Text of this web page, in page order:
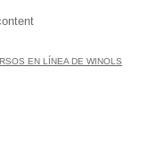
EN LÍNEA DE WINOLS